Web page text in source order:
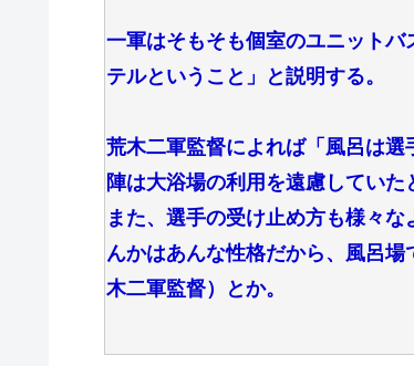
一軍はそもそも個室のユニット
テルということ」と説明する。
荒木二軍監督によれば「風呂は
陣は大浴場の利用を遠慮していた
また、選手の受け止め方も様々
んかはあんな性格だから、風呂
木二軍監督）とか。